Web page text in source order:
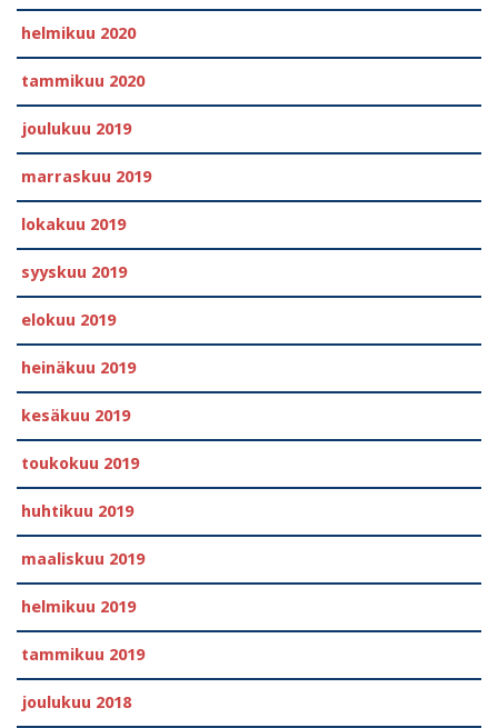
helmikuu 2020
tammikuu 2020
joulukuu 2019
marraskuu 2019
lokakuu 2019
syyskuu 2019
elokuu 2019
heinäkuu 2019
kesäkuu 2019
toukokuu 2019
huhtikuu 2019
maaliskuu 2019
helmikuu 2019
tammikuu 2019
joulukuu 2018